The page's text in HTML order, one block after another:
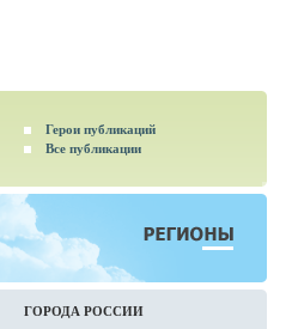
Герои публикаций
Все публикации
ГОРОДА РОССИИ